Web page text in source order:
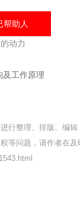
帮助人
动力
及工作原理
行整理、排版、编辑
等问题，请作者在及